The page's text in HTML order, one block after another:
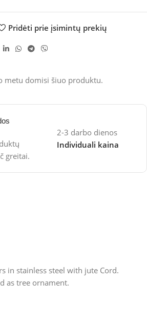
Pridėti prie įsimintų prekių
metu domisi šiuo produktu.
greitai.
2-3 darbo dienos
Individuali kaina
in stainless steel with jute Cord.
as tree ornament.